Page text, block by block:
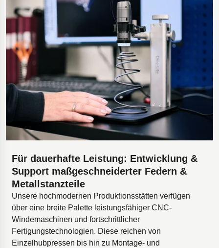
Für dauerhafte Leistung: Entwicklung &
Support maßgeschneiderter Federn &
Metallstanzteile
Unsere hochmodernen Produktionsstätten verfügen
über eine breite Palette leistungsfähiger CNC-
Windemaschinen und fortschrittlicher
Fertigungstechnologien. Diese reichen von
Einzelhubpressen bis hin zu Montage- und